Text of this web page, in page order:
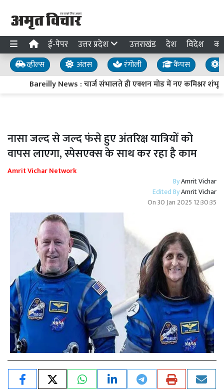
ई-पेपर उत्तर प्रदेश उत्तराखंड देश विदेश
व्हील्स अंतस रंगोली कैंपस
Bareilly News : चार्ज संभालते ही एक्शन मोड में नए कमिश्नर
नासा जल्द से जल्द फंसे हुए अंतरिक्ष यात्रियों को
वापस लाएगा, स्पेसएक्स के साथ कर रहा है काम
Amrit Vichar Network
ByAmrit Vichar
Edited ByAmrit Vichar
On30 Jan 2025 12:30:35